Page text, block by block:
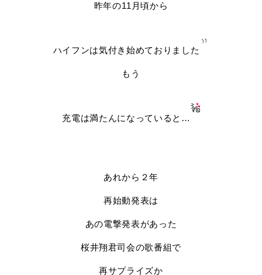
昨年の11月頃から
ハイフンは気付き始めておりました
もう
充電は満たんになっていると…
あれから２年
再始動発表は
あの電撃発表があった
桜井翔君司会の歌番組で
再サプライズか